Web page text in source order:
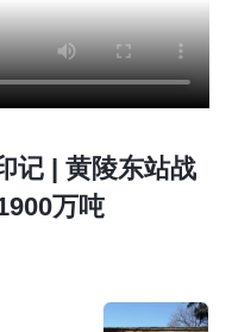
记 | 黄陵东站战
万吨